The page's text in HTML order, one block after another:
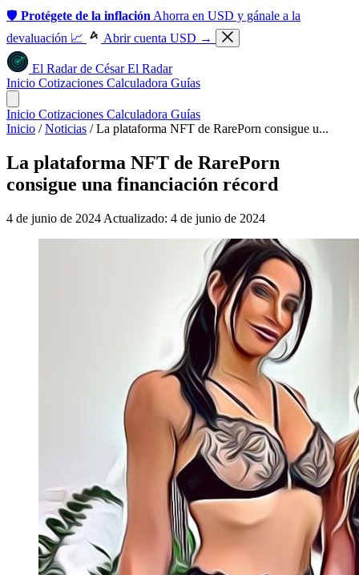
🛡️ Protégete de la inflación Ahorra en USD y gánale a la
devaluación 📈
Abrir cuenta USD →
El Radarde César El Radar
Inicio Cotizaciones Calculadora Guías
Inicio Cotizaciones Calculadora Guías
Inicio / Noticias / La plataforma NFT de RarePorn consigue u...
La plataforma NFT de RarePorn
consigue una financiación récord
4 de junio de 2024 Actualizado: 4 de junio de 2024